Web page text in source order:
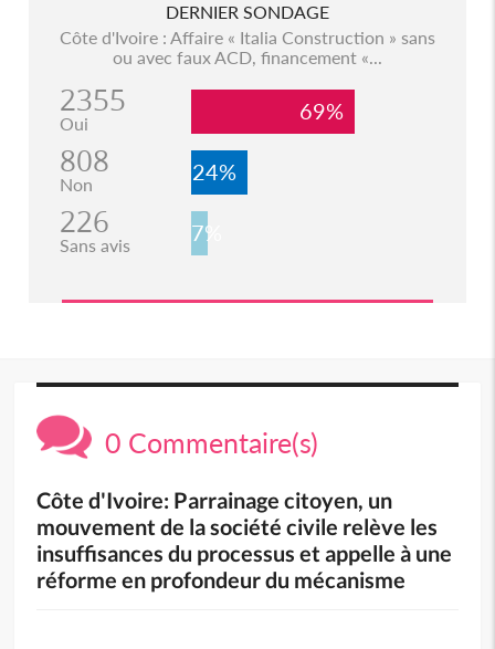
DERNIER SONDAGE
Côte d'Ivoire : Affaire « Italia Construction » sans
ou avec faux ACD, financement «...
2355
Oui 69%
808
Non 24%
226
Sans avis 7%
0 Commentaire(s)
Côte d'Ivoire: Parrainage citoyen, un
mouvement de la société civile relève les
insuffisances du processus et appelle à une
réforme en profondeur du mécanisme